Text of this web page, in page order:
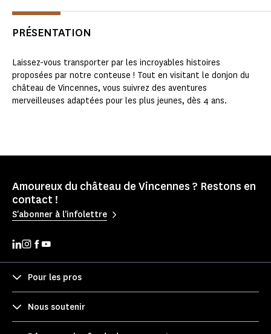
PRÉSENTATION
Laissez-vous transporter par les incroyables histoires
proposées par notre conteuse ! Tout en visitant le donjon du
château de Vincennes, vous suivrez des aventures
merveilleuses adaptées pour les plus jeunes, dès 4 ans.
Amoureux du château de Vincennes ? Restons en
contact !
S'abonner à l'infolettre
Pour les pros
Nous soutenir